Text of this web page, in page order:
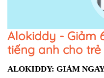
Alokiddy - Giảm
tiếng anh cho
ALOKIDDY: GIẢM